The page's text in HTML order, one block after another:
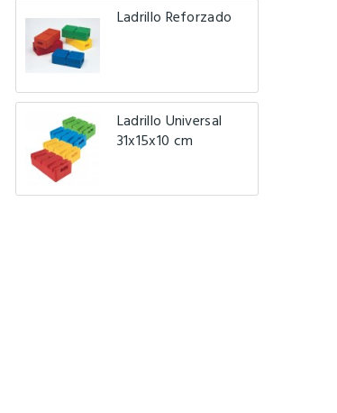
Ladrillo Reforzado
Ladrillo Universal
31x15x10 cm